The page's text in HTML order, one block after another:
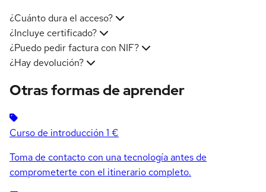
¿Cuánto dura el acceso?
¿Incluye certificado?
¿Puedo pedir factura con NIF?
¿Hay devolución?
Otras formas de aprender
Curso de introducción 1 €
Toma de contacto con una tecnología antes de
comprometerte con el itinerario completo.